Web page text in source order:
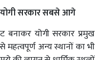
सरकार सबसे आगे
बनाकर योगी सरकार प्रमुख
अन्य स्थानों का भी